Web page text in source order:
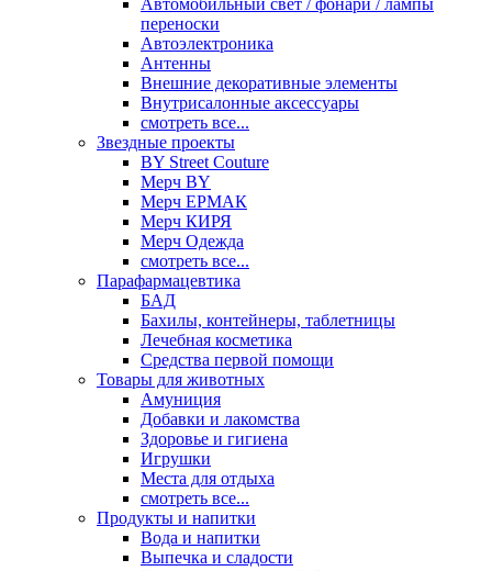
Автомобильный свет / фонари / лампы
переноски
Автоэлектроника
Антенны
Внешние декоративные элементы
Внутрисалонные аксессуары
смотреть все...
Звездные проекты
BY Street Couture
Мерч BY
Мерч ЕРМАК
Мерч КИРЯ
Мерч Одежда
смотреть все...
Парафармацевтика
БАД
Бахилы, контейнеры, таблетницы
Лечебная косметика
Средства первой помощи
Товары для животных
Амуниция
Добавки и лакомства
Здоровье и гигиена
Игрушки
Места для отдыха
смотреть все...
Продукты и напитки
Вода и напитки
Выпечка и сладости